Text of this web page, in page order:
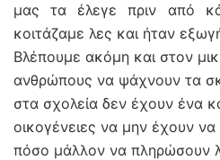
μας τα έλεγε πριν από
κοιτάζαμε λες και ήταν
Βλέπουμε ακόμη και στον
ανθρώπους να ψάχνουν τα
στα σχολεία δεν έχουν ένα
οικογένειες να μην έχουν
πόσο μάλλον να πληρώσουν